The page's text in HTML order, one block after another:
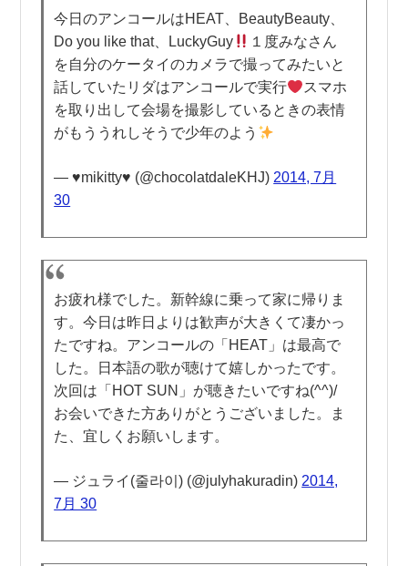
今日のアンコールはHEAT、BeautyBeauty、
Do you like that、LuckyGuy
１度みなさん
を自分のケータイのカメラで撮ってみたいと
話していたリダはアンコールで実行
スマホ
を取り出して会場を撮影しているときの表情
がもううれしそうで少年のよう
— ♥mikitty♥ (@chocolatdaleKHJ) 2014, 7月
30
お疲れ様でした。新幹線に乗って家に帰りま
す。今日は昨日よりは歓声が大きくて凄かっ
たですね。アンコールの「HEAT」は最高で
した。日本語の歌が聴けて嬉しかったです。
次回は「HOT SUN」が聴きたいですね(^^)/
お会いできた方ありがとうございました。ま
た、宜しくお願いします。
— ジュライ(줄라이) (@julyhakuradin) 2014,
7月 30